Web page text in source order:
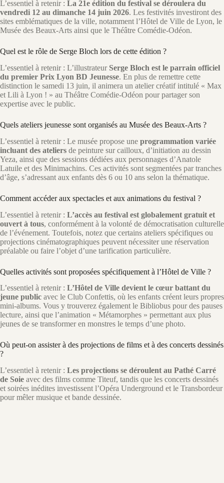
L’essentiel à retenir : La 21e édition du festival se déroulera du
vendredi 12 au dimanche 14 juin 2026. Les festivités investiront des
sites emblématiques de la ville, notamment l’Hôtel de Ville de Lyon, le
Musée des Beaux-Arts ainsi que le Théâtre Comédie-Odéon.
Quel est le rôle de Serge Bloch lors de cette édition ?
L’essentiel à retenir : L’illustrateur Serge Bloch est le parrain officiel
du premier Prix Lyon BD Jeunesse. En plus de remettre cette
distinction le samedi 13 juin, il animera un atelier créatif intitulé « Max
et Lili à Lyon ! » au Théâtre Comédie-Odéon pour partager son
expertise avec le public.
Quels ateliers jeunesse sont organisés au Musée des Beaux-Arts ?
L’essentiel à retenir : Le musée propose une programmation variée
incluant des ateliers de peinture sur cailloux, d’initiation au dessin
Yeza, ainsi que des sessions dédiées aux personnages d’Anatole
Latuile et des Minimachins. Ces activités sont segmentées par tranches
d’âge, s’adressant aux enfants dès 6 ou 10 ans selon la thématique.
Comment accéder aux spectacles et aux animations du festival ?
L’essentiel à retenir : L’accès au festival est globalement gratuit et
ouvert à tous, conformément à la volonté de démocratisation culturelle
de l’événement. Toutefois, notez que certains ateliers spécifiques ou
projections cinématographiques peuvent nécessiter une réservation
préalable ou faire l’objet d’une tarification particulière.
Quelles activités sont proposées spécifiquement à l’Hôtel de Ville ?
L’essentiel à retenir : L’Hôtel de Ville devient le cœur battant du
jeune public avec le Club Confettis, où les enfants créent leurs propres
mini-albums. Vous y trouverez également le Bibliobus pour des pauses
lecture, ainsi que l’animation « Métamorphes » permettant aux plus
jeunes de se transformer en monstres le temps d’une photo.
Où peut-on assister à des projections de films et à des concerts dessinés
?
L’essentiel à retenir : Les projections se déroulent au Pathé Carré
de Soie avec des films comme Titeuf, tandis que les concerts dessinés
et soirées inédites investissent l’Opéra Underground et le Transbordeur
pour mêler musique et bande dessinée.